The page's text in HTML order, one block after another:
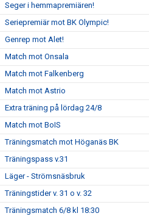
Seger i hemmapremiären!
Seriepremiär mot BK Olympic!
Genrep mot Alet!
Match mot Onsala
Match mot Falkenberg
Match mot Astrio
Extra träning på lördag 24/8
Match mot BoIS
Träningsmatch mot Höganäs BK
Träningspass v.31
Läger - Strömsnäsbruk
Träningstider v. 31 o v. 32
Träningsmatch 6/8 kl 18:30